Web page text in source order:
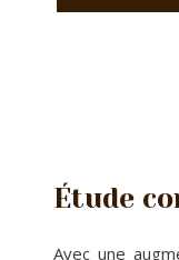
Étude
Avec une